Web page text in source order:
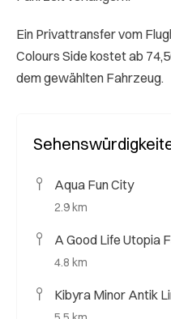
Ein Privattransfer vom
Colours Side kostet ab
dem gewählten Fahrzeug.
Aqua Fun City
2.9 km
A Good Life Utopia
4.8 km
Kibyra Minor Antik